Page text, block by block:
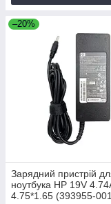
–20%
Зарядний пристрій
ноутбука HP 19V
4.75*1.65 (393955-